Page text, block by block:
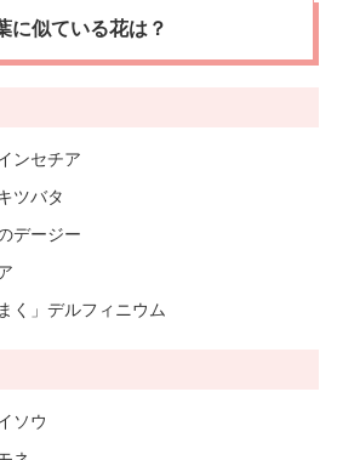
に似ている花は？
ンセチア
ツバタ
デージー
く」 デルフィニウム
ソウ